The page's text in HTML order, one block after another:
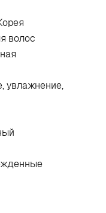
волос
увлажнение,